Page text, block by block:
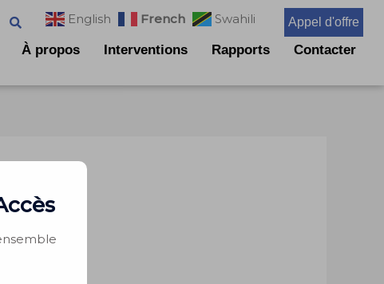
English French Swahili Appel d'offre
À propos Interventions Rapports Contacter